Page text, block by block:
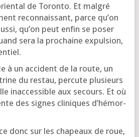
de Toronto. Et mal­gré
recon­nais­sant, parce qu’on
qu’on peut enfin se poser
sera la pro­chaine expul­sion,
à un acci­dent de la route, un
du res­tau, per­cute plu­sieurs
inac­ces­sible aux secours. Et où
des signes cli­niques d’hé­mor­
donc sur les cha­peaux de roue,